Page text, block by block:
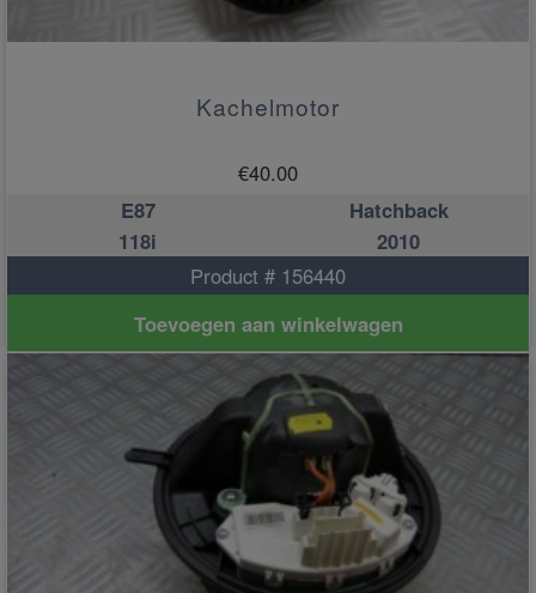
Kachelmotor
€40.00
E87
Hatchback
118i
2010
Product # 156440
Toevoegen aan winkelwagen